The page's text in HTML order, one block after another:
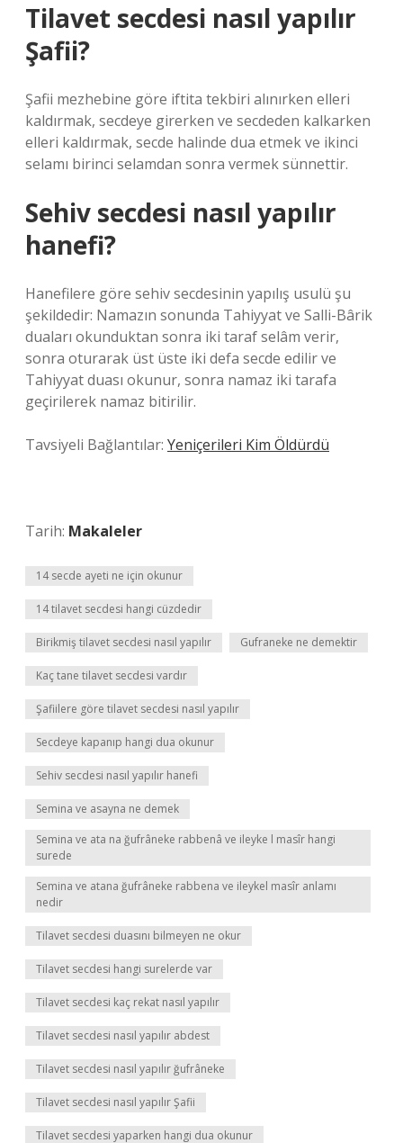
Tilavet secdesi nasıl yapılır
Şafii?
Şafii mezhebine göre iftita tekbiri alınırken elleri
kaldırmak, secdeye girerken ve secdeden kalkarken
elleri kaldırmak, secde halinde dua etmek ve ikinci
selamı birinci selamdan sonra vermek sünnettir.
Sehiv secdesi nasıl yapılır
hanefi?
Hanefilere göre sehiv secdesinin yapılış usulü şu
şekildedir: Namazın sonunda Tahiyyat ve Salli-Bârik
duaları okunduktan sonra iki taraf selâm verir,
sonra oturarak üst üste iki defa secde edilir ve
Tahiyyat duası okunur, sonra namaz iki tarafa
geçirilerek namaz bitirilir.
Tavsiyeli Bağlantılar: Yeniçerileri Kim Öldürdü
Tarih: Makaleler
14 secde ayeti ne için okunur
14 tilavet secdesi hangi cüzdedir
Birikmiş tilavet secdesi nasıl yapılır Gufraneke ne demektir
Kaç tane tilavet secdesi vardır
Şafiilere göre tilavet secdesi nasıl yapılır
Secdeye kapanıp hangi dua okunur
Sehiv secdesi nasıl yapılır hanefi
Semina ve asayna ne demek
Semina ve ata na ğufrâneke rabbenâ ve ileyke l masîr hangi
surede
Semina ve atana ğufrâneke rabbena ve ileykel masîr anlamı
nedir
Tilavet secdesi duasını bilmeyen ne okur
Tilavet secdesi hangi surelerde var
Tilavet secdesi kaç rekat nasıl yapılır
Tilavet secdesi nasıl yapılır abdest
Tilavet secdesi nasıl yapılır ğufrâneke
Tilavet secdesi nasıl yapılır Şafii
Tilavet secdesi yaparken hangi dua okunur